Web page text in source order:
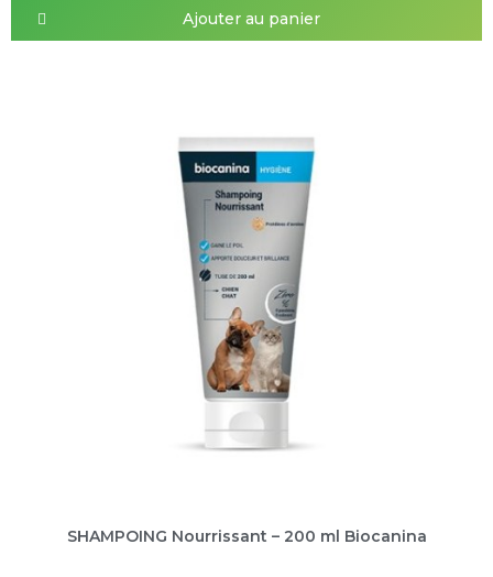
Ajouter au panier
SHAMPOING Nourrissant – 200 ml Biocanina